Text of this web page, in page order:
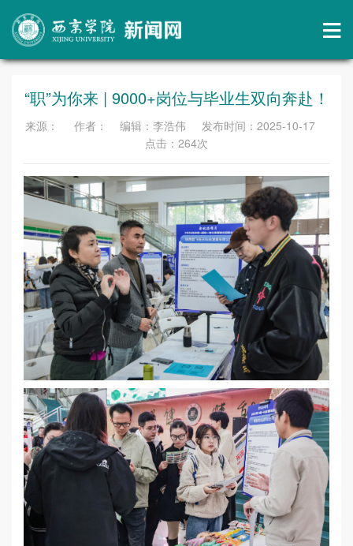
“职”为你来 | 9000+岗位与毕业生双向奔赴！
来源： 作者： 编辑：李浩伟 发布时间：2025-10-17
点击： 264次